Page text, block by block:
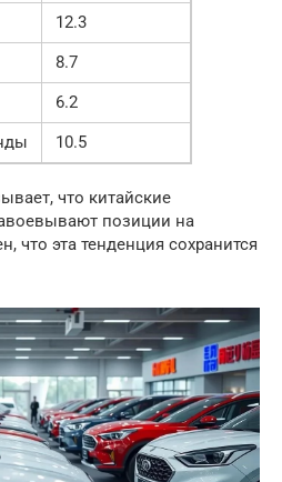
12.3
8.7
6.2
10.5
что китайские
позиции на
что эта тенденция сохранится